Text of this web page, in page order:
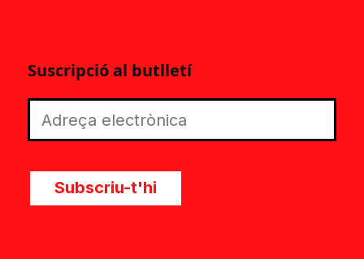
Suscripció al butlletí
Subscriu-t'hi